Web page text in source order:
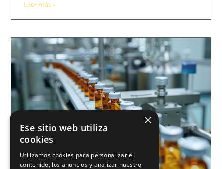
Leer más »
×
Ese sitio web utiliza
cookies
Utilizamos cookies para personalizar el
contenido, los anuncios y analizar nuestro